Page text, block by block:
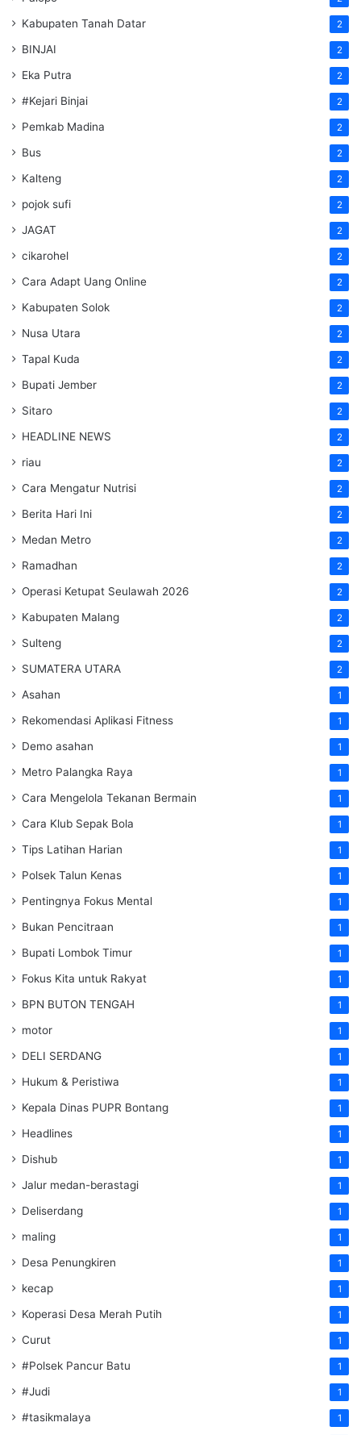
Kabupaten Tanah Datar 2
BINJAI 2
Eka Putra 2
#Kejari Binjai 2
Pemkab Madina 2
Bus 2
Kalteng 2
pojok sufi 2
JAGAT 2
cikarohel 2
Cara Adapt Uang Online 2
Kabupaten Solok 2
Nusa Utara 2
Tapal Kuda 2
Bupati Jember 2
Sitaro 2
HEADLINE NEWS 2
riau 2
Cara Mengatur Nutrisi 2
Berita Hari Ini 2
Medan Metro 2
Ramadhan 2
Operasi Ketupat Seulawah 2026 2
Kabupaten Malang 2
Sulteng 2
SUMATERA UTARA 2
Asahan 1
Rekomendasi Aplikasi Fitness 1
Demo asahan 1
Metro Palangka Raya 1
Cara Mengelola Tekanan Bermain 1
Cara Klub Sepak Bola 1
Tips Latihan Harian 1
Polsek Talun Kenas 1
Pentingnya Fokus Mental 1
Bukan Pencitraan 1
Bupati Lombok Timur 1
Fokus Kita untuk Rakyat 1
BPN BUTON TENGAH 1
motor 1
DELI SERDANG 1
Hukum & Peristiwa 1
Kepala Dinas PUPR Bontang 1
Headlines 1
Dishub 1
Jalur medan-berastagi 1
Deliserdang 1
maling 1
Desa Penungkiren 1
kecap 1
Koperasi Desa Merah Putih 1
Curut 1
#Polsek Pancur Batu 1
#Judi 1
#tasikmalaya 1